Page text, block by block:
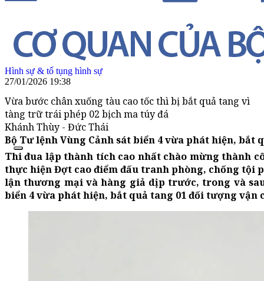
Hình sự & tố tụng hình sự
27/01/2026 19:38
Vừa bước chân xuống tàu cao tốc thì bị bắt quả tang vì
tàng trữ trái phép 02 bịch ma túy đá
Khánh Thùy - Đức Thái
Bộ Tư lệnh Vùng Cảnh sát biển 4 vừa phát hiện,
Thi đua lập thành tích cao nhất chào mừng thành
thực hiện Đợt cao điểm đấu tranh phòng, chống tội
lận thương mại và hàng giả dịp trước, trong và
biển 4 vừa phát hiện, bắt quả tang 01 đối tượng vận